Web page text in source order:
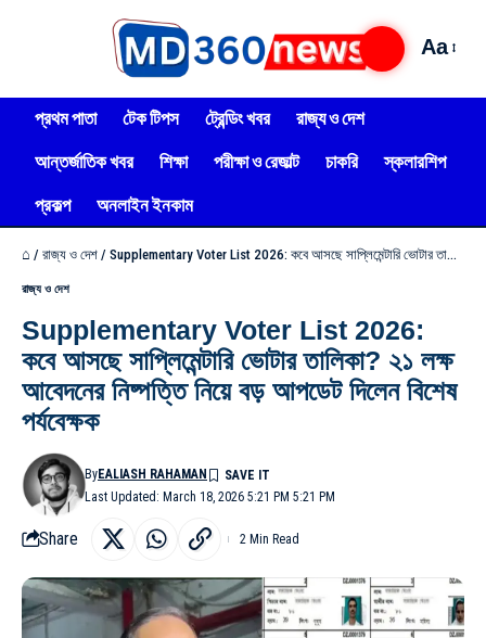
Aa
প্রথম পাতা টেক টিপস ট্রেন্ডিং খবর
রাজ্য ও দেশ
আন্তর্জাতিক খবর
শিক্ষা পরীক্ষা ও রেজাল্ট চাকরি
স্কলারশিপ
প্রকল্প
অনলাইন ইনকাম
⌂ / রাজ্য ও দেশ / Supplementary Voter List 2026: কবে আসছে সাপ্লিমেন্টারি ভোটার তালিকা? ২১ লক্ষ আবেদনের নিষ্পত্তি নিয়ে বড় আপডেট দিলেন বিশেষ পর্যবেক্ষক
রাজ্য ও দেশ
Supplementary Voter List 2026:
কবে আসছে সাপ্লিমেন্টারি ভোটার তালিকা? ২১ লক্ষ
আবেদনের নিষ্পত্তি নিয়ে বড় আপডেট দিলেন বিশেষ
পর্যবেক্ষক
Last Updated: March 18, 2026 5:21 PM 5:21 PM
ByEALIASH RAHAMAN
Share 2 Min Read